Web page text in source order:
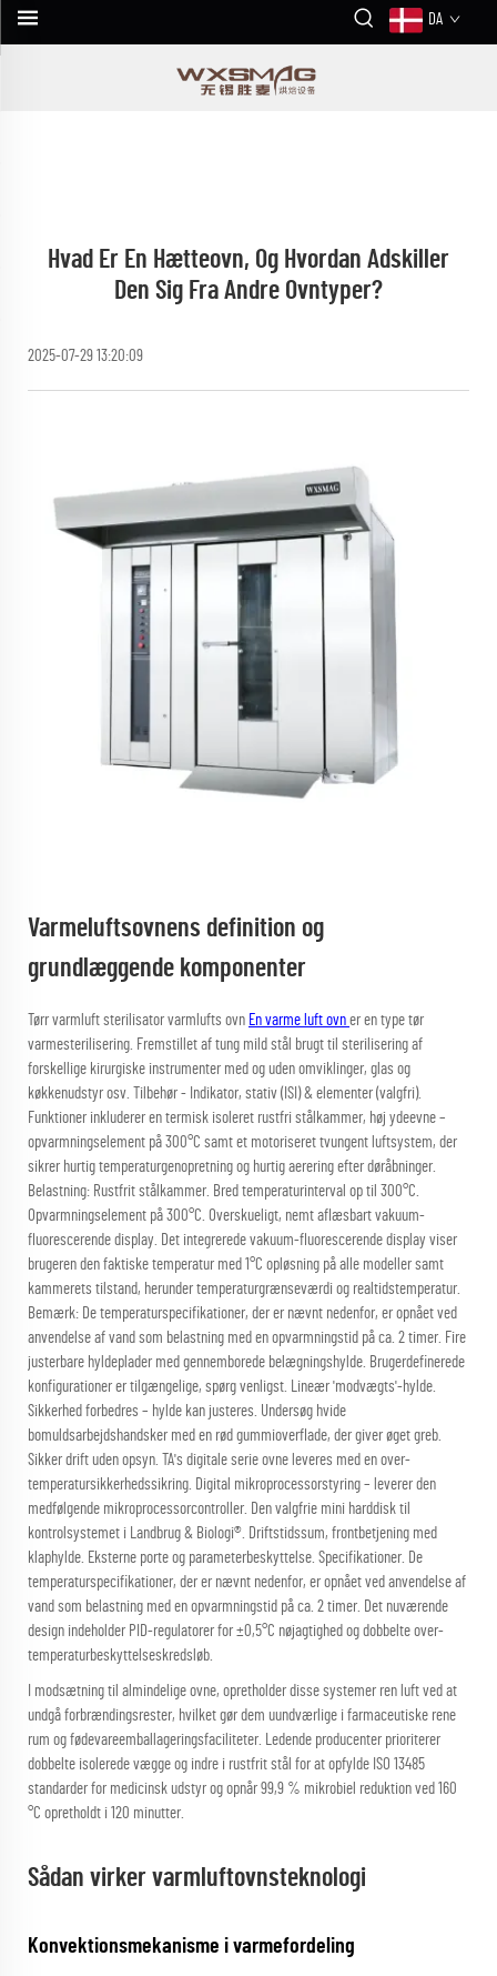
DA
Hvad Er En Hætteovn, Og Hvordan Adskiller
Den Sig Fra Andre Ovntyper?
2025-07-29 13:20:09
Varmeluftsovnens definition og
grundlæggende komponenter
Tørr varmluft sterilisator varmlufts ovn En varme luft ovn er en type tør
varmesterilisering. Fremstillet af tung mild stål brugt til sterilisering af
forskellige kirurgiske instrumenter med og uden omviklinger, glas og
køkkenudstyr osv. Tilbehør - Indikator, stativ (ISI) & elementer (valgfri).
Funktioner inkluderer en termisk isoleret rustfri stålkammer, høj ydeevne –
opvarmningselement på 300°C samt et motoriseret tvungent luftsystem, der
sikrer hurtig temperaturgenopretning og hurtig aerering efter døråbninger.
Belastning: Rustfrit stålkammer. Bred temperaturinterval op til 300°C.
Opvarmningselement på 300°C. Overskueligt, nemt aflæsbart vakuum-
fluorescerende display. Det integrerede vakuum-fluorescerende display viser
brugeren den faktiske temperatur med 1°C opløsning på alle modeller samt
kammerets tilstand, herunder temperaturgrænseværdi og realtidstemperatur.
Bemærk: De temperaturspecifikationer, der er nævnt nedenfor, er opnået ved
anvendelse af vand som belastning med en opvarmningstid på ca. 2 timer. Fire
justerbare hyldeplader med gennemborede belægningshylde. Brugerdefinerede
konfigurationer er tilgængelige, spørg venligst. Lineær 'modvægts'-hylde.
Sikkerhed forbedres – hylde kan justeres. Undersøg hvide
bomuldsarbejdshandsker med en rød gummioverflade, der giver øget greb.
Sikker drift uden opsyn. TA's digitale serie ovne leveres med en over-
temperatursikkerhedssikring. Digital mikroprocessorstyring – leverer den
medfølgende mikroprocessorcontroller. Den valgfrie mini harddisk til
kontrolsystemet i Landbrug & Biologi®. Driftstidssum, frontbetjening med
klaphylde. Eksterne porte og parameterbeskyttelse. Specifikationer. De
temperaturspecifikationer, der er nævnt nedenfor, er opnået ved anvendelse af
vand som belastning med en opvarmningstid på ca. 2 timer. Det nuværende
design indeholder PID-regulatorer for ±0,5°C nøjagtighed og dobbelte over-
temperaturbeskyttelseskredsløb.
I modsætning til almindelige ovne, opretholder disse systemer ren luft ved at
undgå forbrændingsrester, hvilket gør dem uundværlige i farmaceutiske rene
rum og fødevareemballageringsfaciliteter. Ledende producenter prioriterer
dobbelte isolerede vægge og indre i rustfrit stål for at opfylde ISO 13485
standarder for medicinsk udstyr og opnår 99,9 % mikrobiel reduktion ved 160
°C opretholdt i 120 minutter.
Sådan virker varmluftovnsteknologi
Konvektionsmekanisme i varmefordeling